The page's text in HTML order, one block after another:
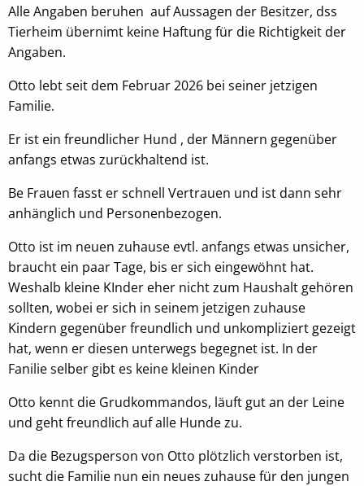
Alle Angaben beruhen auf Aussagen der Besitzer, dss
Tierheim übernimt keine Haftung für die Richtigkeit der
Angaben.
Otto lebt seit dem Februar 2026 bei seiner jetzigen
Familie.
Er ist ein freundlicher Hund , der Männern gegenüber
anfangs etwas zurückhaltend ist.
Be Frauen fasst er schnell Vertrauen und ist dann sehr
anhänglich und Personenbezogen.
Otto ist im neuen zuhause evtl. anfangs etwas unsicher,
braucht ein paar Tage, bis er sich eingewöhnt hat.
Weshalb kleine KInder eher nicht zum Haushalt gehören
sollten, wobei er sich in seinem jetzigen zuhause
Kindern gegenüber freundlich und unkompliziert gezeigt
hat, wenn er diesen unterwegs begegnet ist. In der
Fanilie selber gibt es keine kleinen Kinder
Otto kennt die Grudkommandos, läuft gut an der Leine
und geht freundlich auf alle Hunde zu.
Da die Bezugsperson von Otto plötzlich verstorben ist,
sucht die Familie nun ein neues zuhause für den jungen
Zweck:
Speichern von Cookie-Einstellungen
Cookie Laufzeit:
EXTERNE MEDIEN
Um Inhalte von Videoplattformen oder
diesen externen Anbietern Cookies gesetzt
OpenStreetMap
Anbieter:
OpenStreetMap
Youtube
Name:
Anbieter:
Zweck: